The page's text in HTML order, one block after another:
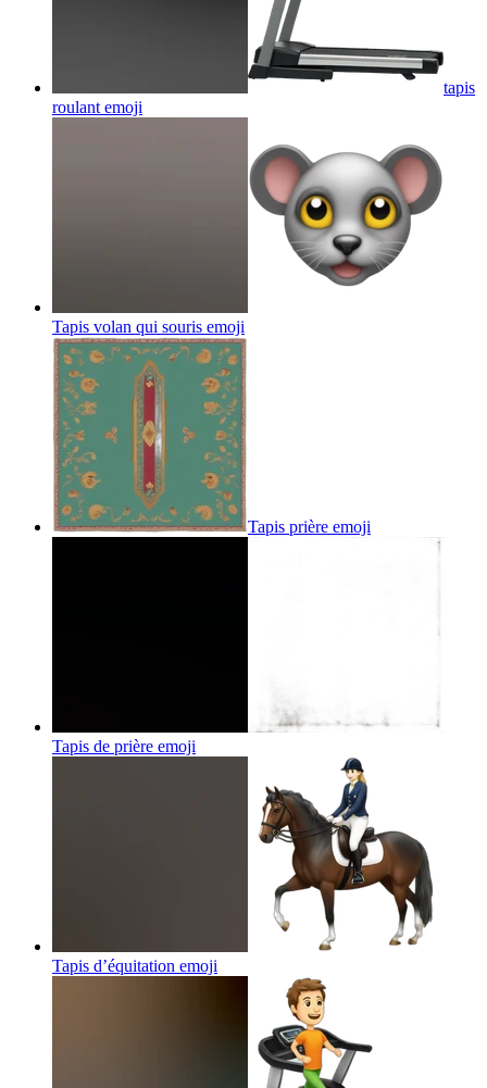
tapis
roulant emoji
Tapis volan qui souris emoji
Tapis prière emoji
Tapis de prière emoji
Tapis d’équitation emoji